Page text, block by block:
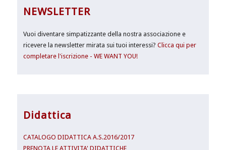
NEWSLETTER
Vuoi diventare simpatizzante della nostra associazione e
ricevere la newsletter mirata sui tuoi interessi?Clicca qui per
completare l'iscrizione - WE WANT YOU!
Didattica
CATALOGO DIDATTICA A.S.2016/2017
PRENOTA LE ATTIVITA' DIDATTICHE